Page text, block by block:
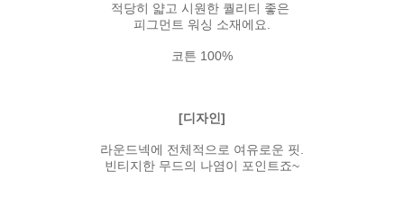
적당히 얇고 시원한 퀄리티 좋은
피그먼트 워싱 소재에요.
코튼 100%
[디자인]
라운드넥에 전체적으로 여유로운 핏.
빈티지한 무드의 나염이 포인트죠~